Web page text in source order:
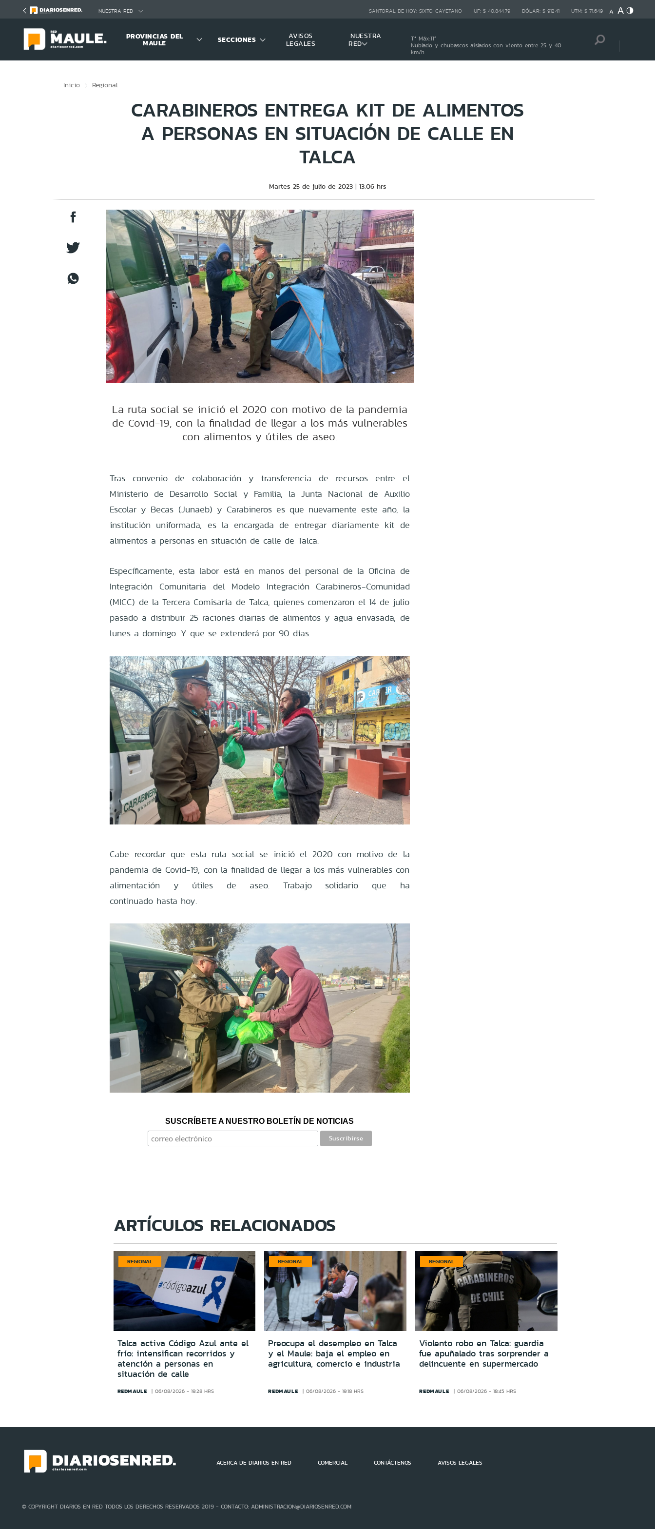
NUESTRA RED SANTORAL DE HOY: SIXTO, CAYETANO UF: $ 40.844,79 DÓLAR: $ 912,41 UTM: $ 71.649
PROVINCIAS DEL
MAULE SECCIONES
AVISOS
LEGALES
NUESTRA
RED
Tª Máx:11º
Nublado y chubascos aislados con viento entre 25 y 40
km/h
Inicio Regional
CARABINEROS ENTREGA KIT DE ALIMENTOS
A PERSONAS EN SITUACIÓN DE CALLE EN
TALCA
Martes 25 de julio de 2023 13:06 hrs
La ruta social se inició el 2020 con motivo de la pandemia
de Covid-19, con la finalidad de llegar a los más vulnerables
con alimentos y útiles de aseo.
Tras convenio de colaboración y transferencia de recursos entre el
Ministerio de Desarrollo Social y Familia, la Junta Nacional de Auxilio
Escolar y Becas (Junaeb) y Carabineros es que nuevamente este año, la
institución uniformada, es la encargada de entregar diariamente kit de
alimentos a personas en situación de calle de Talca.
Específicamente, esta labor está en manos del personal de la Oficina de
Integración Comunitaria del Modelo Integración Carabineros-Comunidad
(MICC) de la Tercera Comisaría de Talca, quienes comenzaron el 14 de julio
pasado a distribuir 25 raciones diarias de alimentos y agua envasada, de
lunes a domingo. Y que se extenderá por 90 días.
Cabe recordar que esta ruta social se inició el 2020 con motivo de la
pandemia de Covid-19, con la finalidad de llegar a los más vulnerables con
alimentación y útiles de aseo. Trabajo solidario que ha
continuado hasta hoy.
SUSCRÍBETE A NUESTRO BOLETÍN DE NOTICIAS
ARTÍCULOS RELACIONADOS
REGIONAL
Talca activa Código Azul ante el
frío: intensifican recorridos y
atención a personas en
situación de calle
REDMAULE 06/08/2026 - 19:28 HRS
REGIONAL
Preocupa el desempleo en Talca
y el Maule: baja el empleo en
agricultura, comercio e industria
REDMAULE 06/08/2026 - 19:18 HRS
REGIONAL
Violento robo en Talca: guardia
fue apuñalado tras sorprender a
delincuente en supermercado
REDMAULE 06/08/2026 - 18:45 HRS
ACERCA DE DIARIOS EN RED COMERCIAL CONTÁCTENOS AVISOS LEGALES
© COPYRIGHT DIARIOS EN RED TODOS LOS DERECHOS RESERVADOS 2019 - CONTACTO: ADMINISTRACION@DIARIOSENRED.COM